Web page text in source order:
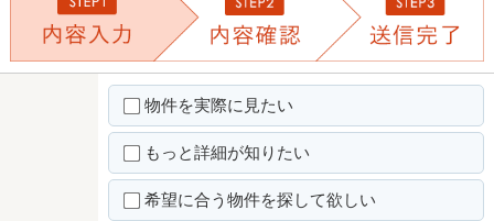
物件を実際に見たい
もっと詳細が知りたい
希望に合う物件を探して欲しい